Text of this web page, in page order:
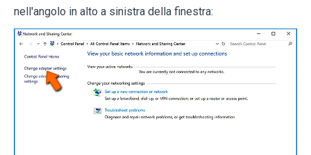
nell'angolo in alto a sinistra della finestra: